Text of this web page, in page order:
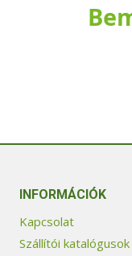
INFORMÁCIÓK
Kapcsolat
Szállítói katalógusok